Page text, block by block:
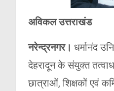
अविकल उत्तराखंड
नरेन्द्रनगर। धर्मानंद
देहरादून के संयुक्त
छात्राओं, शिक्षकों एवं